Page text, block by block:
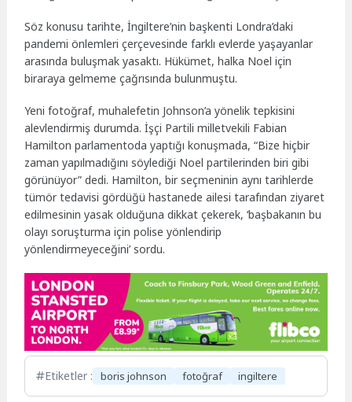
Söz konusu tarihte, İngiltere’nin başkenti Londra’daki
pandemi önlemleri çerçevesinde farklı evlerde yaşayanlar
arasında buluşmak yasaktı. Hükümet, halka Noel için
biraraya gelmeme çağrısında bulunmuştu.
Yeni fotoğraf, muhalefetin Johnson’a yönelik tepkisini
alevlendirmiş durumda. İşçi Partili milletvekili Fabian
Hamilton parlamentoda yaptığı konuşmada, “Bize hiçbir
zaman yapılmadığını söylediği Noel partilerinden biri gibi
görünüyor” dedi. Hamilton, bir seçmeninin aynı tarihlerde
tümör tedavisi gördüğü hastanede ailesi tarafından ziyaret
edilmesinin yasak olduğuna dikkat çekerek, ‘başbakanın bu
olayı soruşturma için polise yönlendirip
yönlendirmeyeceğini’ sordu.
Etiketler : boris johnson fotoğraf ingiltere